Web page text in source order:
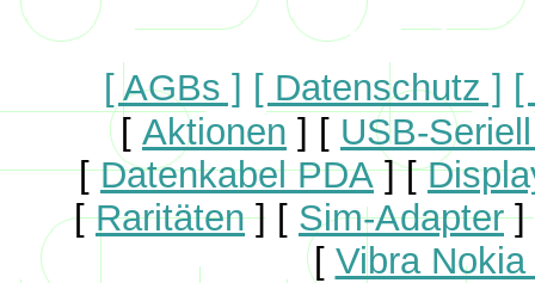
[ AGBs ] [ Datenschutz ]
[ Aktionen ] [ USB-
[Datenkabel PDA] [
[Raritäten] [ Sim-Adapter]
[ Vibra Nokia